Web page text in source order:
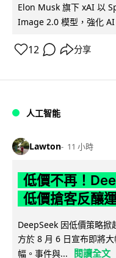
Elon Musk 旗下 xAI 以
Image 2.0 模型，強化
12 分享
人工智能
Lawton 11 小時
低價不再！
低價搶客反釀
DeepSeek 因低價策略掀
方於 8 月 6 日宣布即將
幅。事件與...
閱讀全文